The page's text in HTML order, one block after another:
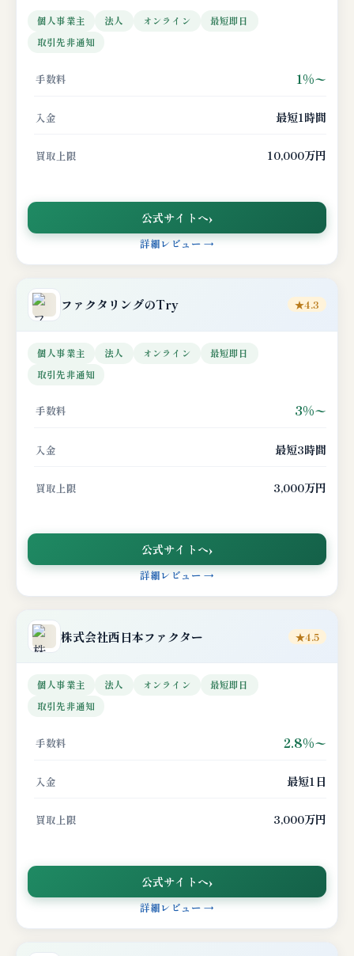
個人事業主 法人 オンライン
最短即日
取引先非通知
手数料 1%〜
入金 最短1時間
買取上限 10,000万円
公式サイトへ
詳細レビュー →
ファクタリングのTry ★4.3
個人事業主 法人 オンライン
最短即日
取引先非通知
手数料 3%〜
入金 最短3時間
買取上限 3,000万円
公式サイトへ
詳細レビュー →
株式会社西日本ファクター ★4.5
個人事業主 法人 オンライン
最短即日
取引先非通知
手数料 2.8%〜
入金 最短1日
買取上限 3,000万円
公式サイトへ
詳細レビュー →